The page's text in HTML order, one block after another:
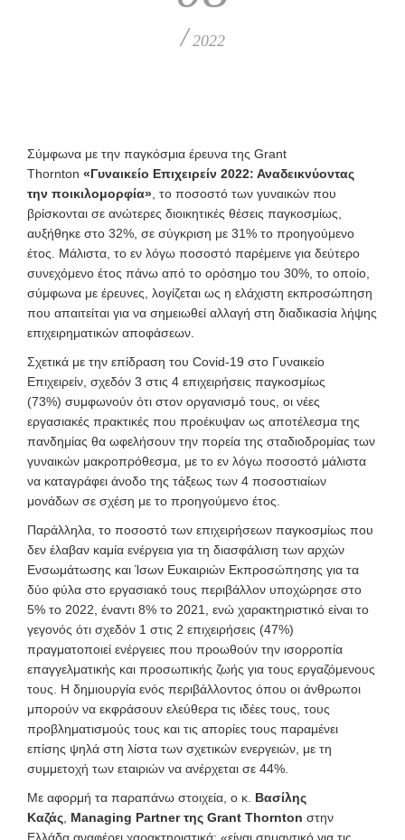
/ 2022
Σύμφωνα με την παγκόσμια έρευνα της Grant
Thornton «Γυναικείο Επιχειρείν 2022: Αναδεικνύοντας
την ποικιλομορφία», το ποσοστό των γυναικών που
βρίσκονται σε ανώτερες διοικητικές θέσεις παγκοσμίως,
αυξήθηκε στο 32%, σε σύγκριση με 31% το προηγούμενο
έτος. Μάλιστα, το εν λόγω ποσοστό παρέμεινε για δεύτερο
συνεχόμενο έτος πάνω από το ορόσημο του 30%, το οποίο,
σύμφωνα με έρευνες, λογίζεται ως η ελάχιστη εκπροσώπηση
που απαιτείται για να σημειωθεί αλλαγή στη διαδικασία λήψης
επιχειρηματικών αποφάσεων.
Σχετικά με την επίδραση του Covid-19 στο Γυναικείο
Επιχειρείν, σχεδόν 3 στις 4 επιχειρήσεις παγκοσμίως
(73%) συμφωνούν ότι στον οργανισμό τους, οι νέες
εργασιακές πρακτικές που προέκυψαν ως αποτέλεσμα της
πανδημίας θα ωφελήσουν την πορεία της σταδιοδρομίας των
γυναικών μακροπρόθεσμα, με το εν λόγω ποσοστό μάλιστα
να καταγράφει άνοδο της τάξεως των 4 ποσοστιαίων
μονάδων σε σχέση με το προηγούμενο έτος.
Παράλληλα, το ποσοστό των επιχειρήσεων παγκοσμίως που
δεν έλαβαν καμία ενέργεια για τη διασφάλιση των αρχών
Ενσωμάτωσης και Ίσων Ευκαιριών Εκπροσώπησης για τα
δύο φύλα στο εργασιακό τους περιβάλλον υποχώρησε στο
5% το 2022, έναντι 8% το 2021, ενώ χαρακτηριστικό είναι το
γεγονός ότι σχεδόν 1 στις 2 επιχειρήσεις (47%)
πραγματοποιεί ενέργειες που προωθούν την ισορροπία
επαγγελματικής και προσωπικής ζωής για τους εργαζόμενους
τους. Η δημιουργία ενός περιβάλλοντος όπου οι άνθρωποι
μπορούν να εκφράσουν ελεύθερα τις ιδέες τους, τους
προβληματισμούς τους και τις απορίες τους παραμένει
επίσης ψηλά στη λίστα των σχετικών ενεργειών, με τη
συμμετοχή των εταιριών να ανέρχεται σε 44%.
Με αφορμή τα παραπάνω στοιχεία, ο κ. Βασίλης
Καζάς, Managing Partner της Grant Thornton στην